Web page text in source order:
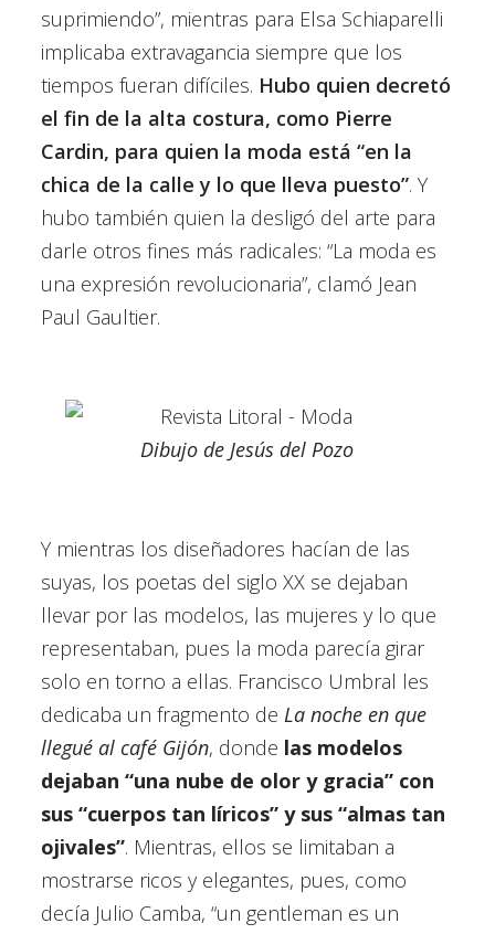
suprimiendo”, mientras para Elsa Schiaparelli
implicaba extravagancia siempre que los
tiempos fueran difíciles. Hubo quien decretó
el fin de la alta costura, como Pierre
Cardin, para quien la moda está “en la
chica de la calle y lo que lleva puesto”. Y
hubo también quien la desligó del arte para
darle otros fines más radicales: “La moda es
una expresión revolucionaria”, clamó Jean
Paul Gaultier.
Dibujo de Jesús del Pozo
Y mientras los diseñadores hacían de las
suyas, los poetas del siglo XX se dejaban
llevar por las modelos, las mujeres y lo que
representaban, pues la moda parecía girar
solo en torno a ellas. Francisco Umbral les
dedicaba un fragmento de La noche en que
llegué al café Gijón, donde las modelos
dejaban “una nube de olor y gracia” con
sus “cuerpos tan líricos” y sus “almas tan
ojivales”. Mientras, ellos se limitaban a
mostrarse ricos y elegantes, pues, como
decía Julio Camba, “un gentleman es un